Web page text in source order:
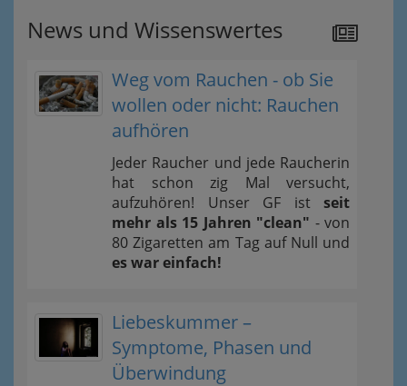
News und Wissenswertes
Weg vom Rauchen - ob Sie
wollen oder nicht: Rauchen
aufhören
Jeder Raucher und jede Raucherin
hat schon zig Mal versucht,
aufzuhören! Unser GF ist seit
mehr als 15 Jahren "clean" - von
80 Zigaretten am Tag auf Null und
es war einfach!
Liebeskummer –
Symptome, Phasen und
Überwindung